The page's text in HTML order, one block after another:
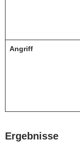
Angriff
Ergebnisse